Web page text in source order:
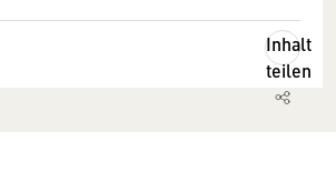
Inhalt
teilen